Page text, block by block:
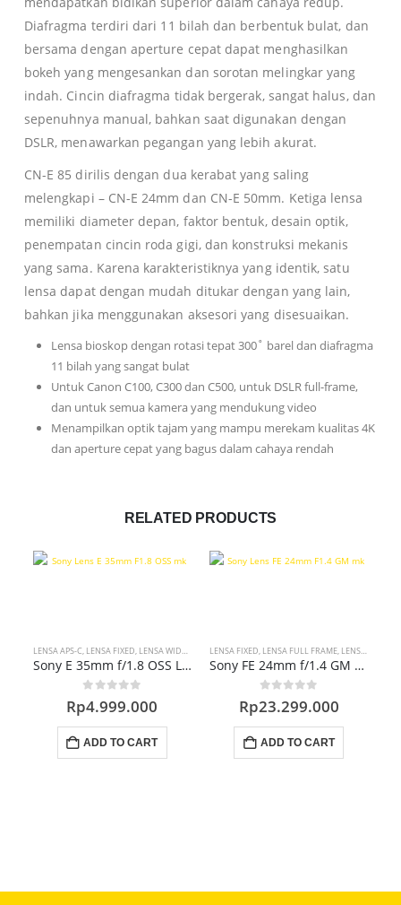
Diafragma terdiri dari 11 bilah dan berbentuk bulat, dan
bersama dengan aperture cepat dapat menghasilkan
bokeh yang mengesankan dan sorotan melingkar yang
indah. Cincin diafragma tidak bergerak, sangat halus, dan
sepenuhnya manual, bahkan saat digunakan dengan
DSLR, menawarkan pegangan yang lebih akurat.
CN-E 85 dirilis dengan dua kerabat yang saling
melengkapi – CN-E 24mm dan CN-E 50mm. Ketiga lensa
memiliki diameter depan, faktor bentuk, desain optik,
penempatan cincin roda gigi, dan konstruksi mekanis
yang sama. Karena karakteristiknya yang identik, satu
lensa dapat dengan mudah ditukar dengan yang lain,
bahkan jika menggunakan aksesori yang disesuaikan.
Lensa bioskop dengan rotasi tepat 300˚ barel dan diafragma
11 bilah yang sangat bulat
Untuk Canon C100, C300 dan C500, untuk DSLR full-frame,
dan untuk semua kamera yang mendukung video
Menampilkan optik tajam yang mampu merekam kualitas 4K
dan aperture cepat yang bagus dalam cahaya rendah
RELATED PRODUCTS
LENSA APS-C, LENSA FIXED, LENSA WIDE , PROMO LENSA
Sony E 35mm f/1.8 OSS Lens
out of 5
Rp4.999.000
ADD TO CART
LENSA FIXED, LENSA FULL FRAME, LENSA WIDE
Sony FE 24mm f/1.4 GM Lens
0out of 5
Rp23.299.000
ADD TO CART